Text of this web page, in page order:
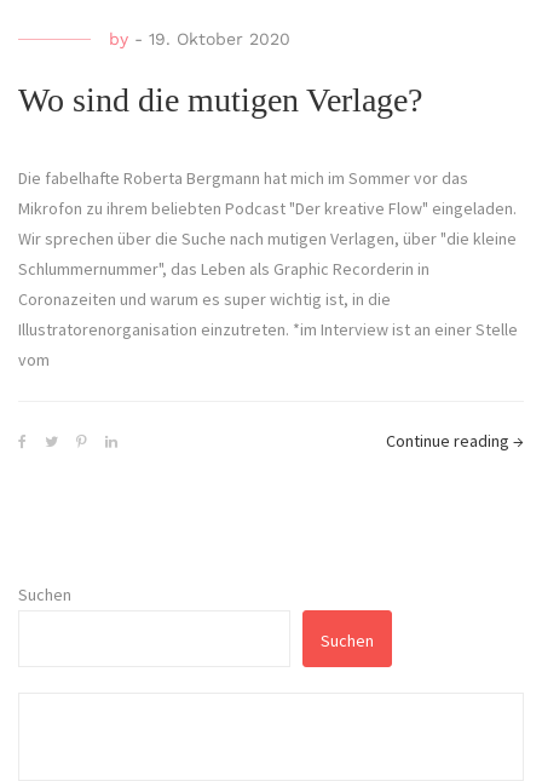
by - 19. Oktober 2020
Wo sind die mutigen Verlage?
Die fabelhafte Roberta Bergmann hat mich im Sommer vor das
Mikrofon zu ihrem beliebten Podcast "Der kreative Flow" eingeladen.
Wir sprechen über die Suche nach mutigen Verlagen, über "die kleine
Schlummernummer", das Leben als Graphic Recorderin in
Coronazeiten und warum es super wichtig ist, in die
Illustratorenorganisation einzutreten. *im Interview ist an einer Stelle
vom
Continue reading →
Suchen
Suchen